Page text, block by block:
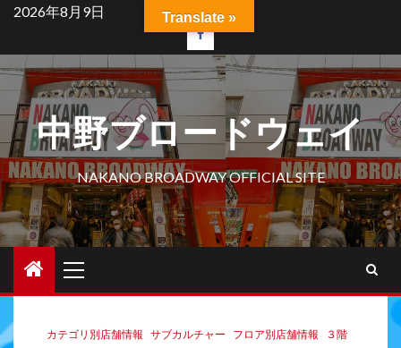
2026年8月9日
中野ブロードウェイ
NAKANO BROADWAY OFFICIAL SITE
カテゴリ別店舗情報 サブカルチャー フロア別店舗情報 ３階
Translate »